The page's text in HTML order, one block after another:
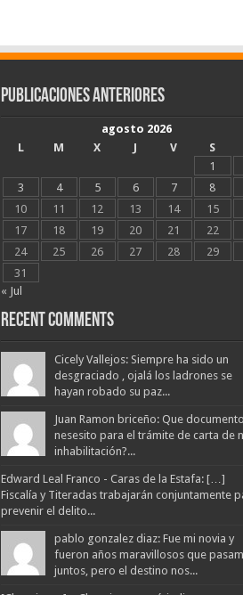
Publicaciones Anteriores
agosto 2026
L
M X J V S
1
3
4 5 6 7 8
10
11 12 13 14 15
17
18 19 20 21 22
24
25 26 27 28 29
31
« Jul
Recent Comments
Cicely Vallejos: Siempre ha sido un
desgraciado , ojalá los ladrones se
hayan robado su paz...
Juan Ramon briceño: Que
nesesito para el trámite de carta de
inhabilitación?...
Edward Leal Franco - Caras de la Estafa: […]
Fiscalía y Titeradas trabajarán conjuntamente
prevenir el delito...
pablo gonzalez diaz: Fue mi novia y
fueron años maravillosos que
juntos, pero el destino nos...